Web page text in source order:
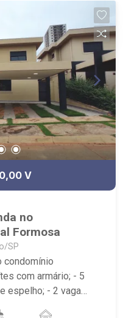
e Shopping
e Sabin.
V
no
Formosa
SP
condomínio
com armário; - 5
espelho; - 2 vagas